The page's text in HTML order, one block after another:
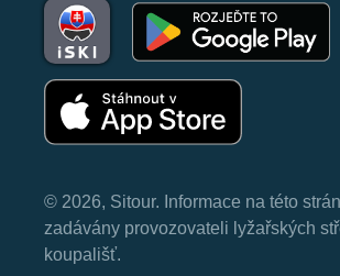
© 2026, Sitour. Informace na této
zadávány provozovateli lyžařských
koupališť.